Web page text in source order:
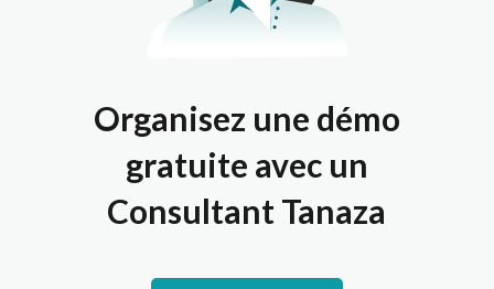
Organisez une démo
gratuite avec un
Consultant Tanaza